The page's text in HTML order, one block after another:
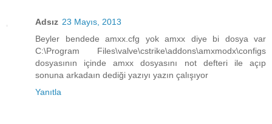
Adsız 23 Mayıs, 2013
Beyler bendede amxx.cfg yok amxx diye bi dosya var
C:\Program Files\valve\cstrike\addons\amxmodx\configs
dosyasının içinde amxx dosyasını not defteri ile açıp
sonuna arkadaın dediği yazıyı yazın çalışıyor
Yanıtla